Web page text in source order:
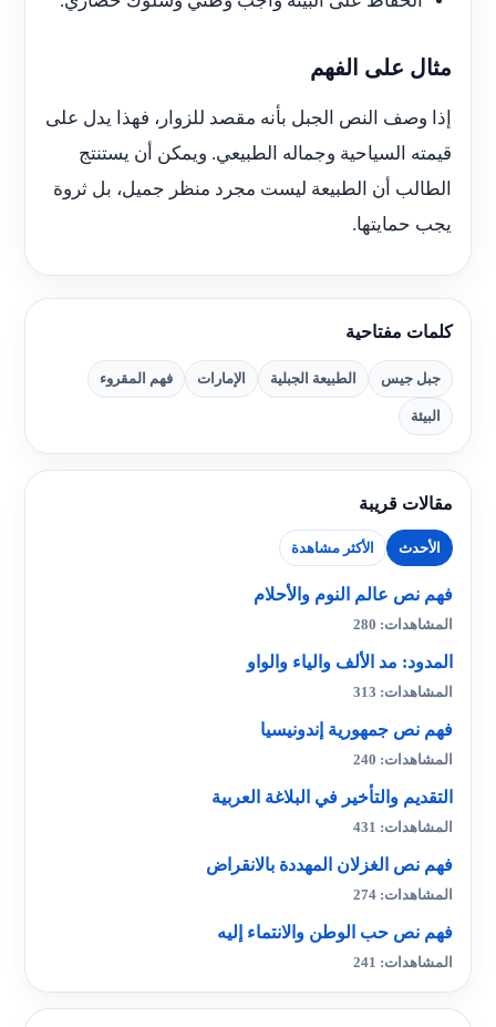
مثال على الفهم
إذا وصف النص الجبل بأنه مقصد للزوار، فهذا يدل على
قيمته السياحية وجماله الطبيعي. ويمكن أن يستنتج
الطالب أن الطبيعة ليست مجرد منظر جميل، بل ثروة
يجب حمايتها.
كلمات مفتاحية
جبل جيس الطبيعة الجبلية الإمارات فهم المقروء
البيئة
مقالات قريبة
الأحدث الأكثر مشاهدة
فهم نص عالم النوم والأحلام
المشاهدات: 280
المدود: مد الألف والياء والواو
المشاهدات: 313
فهم نص جمهورية إندونيسيا
المشاهدات: 240
التقديم والتأخير في البلاغة العربية
المشاهدات: 431
فهم نص الغزلان المهددة بالانقراض
المشاهدات: 274
فهم نص حب الوطن والانتماء إليه
المشاهدات: 241